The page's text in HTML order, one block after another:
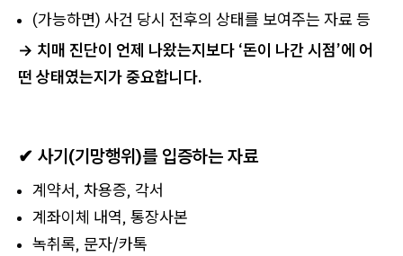
(가능하면) 사건 당시 전후의 상태를 보여주는 자료 등
→ 치매 진단이 언제 나왔는지보다 ‘돈이 나간 시점’에 어
떤 상태였는지가 중요합니다.
✔ 사기(기망행위)를 입증하는 자료
계약서, 차용증, 각서
계좌이체 내역, 통장사본
녹취록, 문자/카톡